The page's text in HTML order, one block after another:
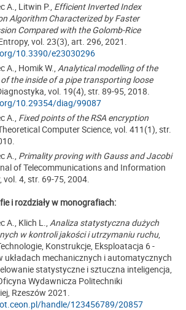
A., Litwin P., Efficient Inverted Index
Algorithm Characterized by Faster
Compared with the Golomb-Rice
vol. 23(3), art. 296, 2021.
10.3390/e23030296
A., Homik W., Analytical modelling of the
the inside of a pipe transporting loose
vol. 19(4), str. 89-95, 2018.
10.29354/diag/99087
A., Fixed points of the RSA encryption
Computer Science, vol. 411(1), str.
A., Primality proving with Gauss and Jacobi
of Telecommunications and Information
vol. 4, str. 69-75, 2004.
i rozdziały w monografiach:
A., Klich L., Analiza statystyczna dużych
w kontroli jakości i utrzymaniu ruchu,
Konstrukcje, Eksploatacja 6 -
układach mechanicznych i automatycznych
statystyczne i sztuczna inteligencja,
Wydawnicza Politechniki
Rzeszów 2021.
handle/123456789/20857